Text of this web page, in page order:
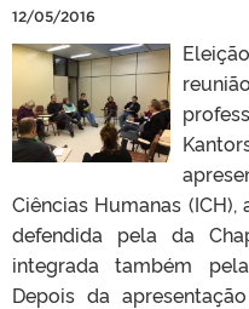
12/05/2016
Ciências Humanas
defendida pela da
integrada também
Depois da